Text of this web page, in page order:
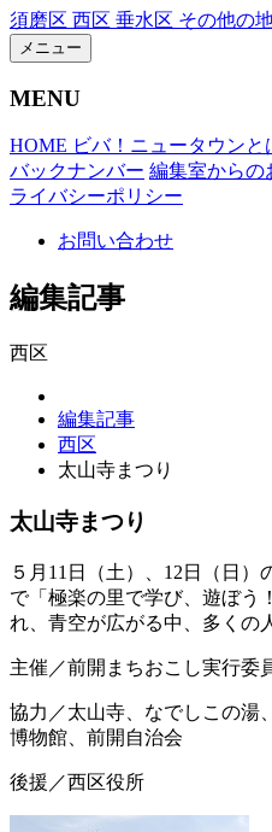
須磨区 西区 垂水区 その他の
メニュー
MENU
HOME ビバ！ニュータウンと
バックナンバー 編集室からの
ライバシーポリシー
お問い合わせ
編集記事
西区
編集記事
西区
太山寺まつり
太山寺まつり
５月11日（土）、12日（日
で「極楽の里で学び、遊ぼう
れ、青空が広がる中、多くの
主催／前開まちおこし実行委
協力／太山寺、なでしこの湯
博物館、前開自治会
後援／西区役所